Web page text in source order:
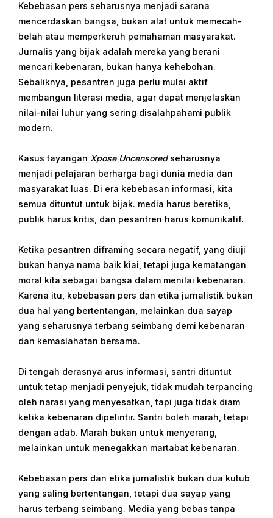
Kebebasan pers seharusnya menjadi sarana
mencerdaskan bangsa, bukan alat untuk memecah-
belah atau memperkeruh pemahaman masyarakat.
Jurnalis yang bijak adalah mereka yang berani
mencari kebenaran, bukan hanya kehebohan.
Sebaliknya, pesantren juga perlu mulai aktif
membangun literasi media, agar dapat menjelaskan
nilai-nilai luhur yang sering disalahpahami publik
modern.
Kasus tayangan Xpose Uncensoredseharusnya
menjadi pelajaran berharga bagi dunia media dan
masyarakat luas. Di era kebebasan informasi, kita
semua dituntut untuk bijak. media harus beretika,
publik harus kritis, dan pesantren harus komunikatif.
Ketika pesantren diframing secara negatif, yang diuji
bukan hanya nama baik kiai, tetapi juga kematangan
moral kita sebagai bangsa dalam menilai kebenaran.
Karena itu, kebebasan pers dan etika jurnalistik bukan
dua hal yang bertentangan, melainkan dua sayap
yang seharusnya terbang seimbang demi kebenaran
dan kemaslahatan bersama.
Di tengah derasnya arus informasi, santri dituntut
untuk tetap menjadi penyejuk, tidak mudah terpancing
oleh narasi yang menyesatkan, tapi juga tidak diam
ketika kebenaran dipelintir. Santri boleh marah, tetapi
dengan adab. Marah bukan untuk menyerang,
melainkan untuk menegakkan martabat kebenaran.
Kebebasan pers dan etika jurnalistik bukan dua kutub
yang saling bertentangan, tetapi dua sayap yang
harus terbang seimbang. Media yang bebas tanpa